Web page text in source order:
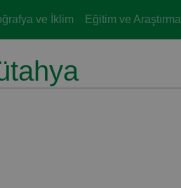
ve İklim Eğitim ve Araştırma